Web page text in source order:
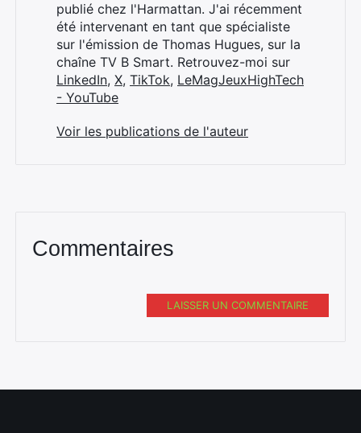
publié chez l'Harmattan. J'ai récemment
été intervenant en tant que spécialiste
sur l'émission de Thomas Hugues, sur la
chaîne TV B Smart. Retrouvez-moi sur
LinkedIn, X, TikTok, LeMagJeuxHighTech
- YouTube
Voir les publications de l'auteur
Commentaires
LAISSER UN COMMENTAIRE